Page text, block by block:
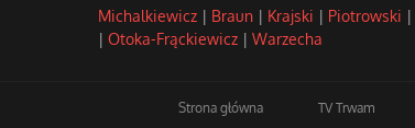
Michalkiewicz | Braun | Krajski | Piotrowski |
| Otoka-Frąckiewicz | Warzecha
Strona główna
TV Trwam